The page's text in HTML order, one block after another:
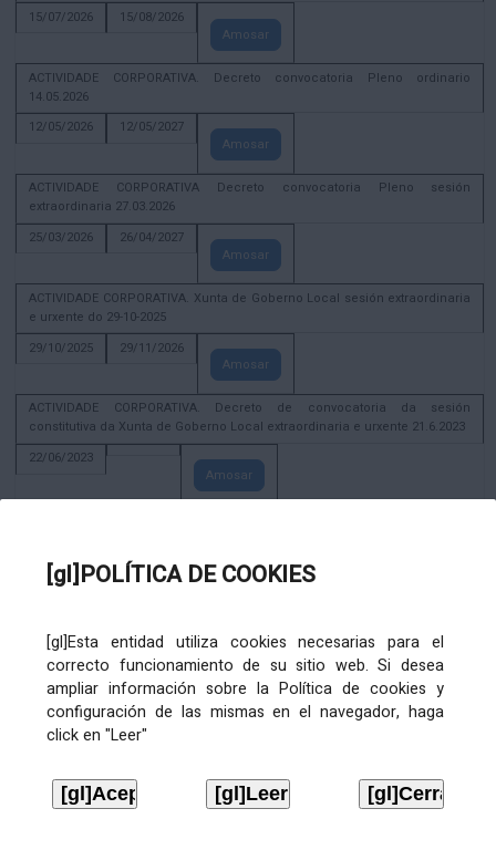
[gl]POLÍTICA DE COOKIES
[gl]Esta entidad utiliza cookies necesarias para el
correcto funcionamiento de su sitio web. Si desea
ampliar información sobre la Política de cookies y
configuración de las mismas en el navegador, haga
click en "Leer"
15/07/2026
15/08/2026
Amosar
ACTIVIDADE CORPORATIVA. Decreto convocatoria Pleno ordinario
14.05.2026
12/05/2026
12/05/2027
Amosar
ACTIVIDADE CORPORATIVA Decreto convocatoria Pleno sesión
extraordinaria 27.03.2026
25/03/2026
26/04/2027
Amosar
ACTIVIDADE CORPORATIVA. Xunta de Goberno Local sesión extraordinaria
e urxente do 29-10-2025
29/10/2025
29/11/2026
Amosar
ACTIVIDADE CORPORATIVA. Decreto de convocatoria da sesión
constitutiva da Xunta de Goberno Local extraordinaria e urxente 21.6.2023
22/06/2023
Amosar
Amosar
28/12/2020
Amosar
ACTIVIDADE CORPORATIVA. Extracto do Pleno ordinario de data 2.7.2020
ACTIVIDADE CORPORATIVA. Extracto da Xunta de Goberno Local de 17 de